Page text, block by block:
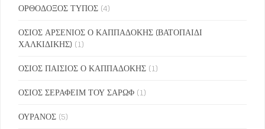
ΟΡΘΟΔΟΞΟΣ ΤΥΠΟΣ (4)
ΟΣΙΟΣ ΑΡΣΕΝΙΟΣ Ο ΚΑΠΠΑΔΟΚΗΣ (ΒΑΤΟΠΑΙΔΙ
ΧΑΛΚΙΔΙΚΗΣ) (1)
ΟΣΙΟΣ ΠΑΙΣΙΟΣ Ο ΚΑΠΠΑΔΟΚΗΣ (1)
ΟΣΙΟΣ ΣΕΡΑΦΕΙΜ ΤΟΥ ΣΑΡΩΦ (1)
ΟΥΡΑΝΟΣ (5)